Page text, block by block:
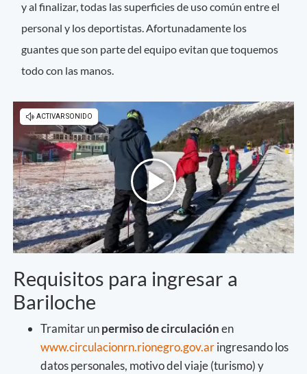
y al finalizar, todas las superficies de uso común entre el
personal y los deportistas. Afortunadamente los
guantes que son parte del equipo evitan que toquemos
todo con las manos.
Requisitos para ingresar a
Bariloche
Tramitar unpermiso de circulaciónen
www.circulacionrn.rionegro.gov.aringresando los
datos personales, motivo del viaje (turismo) y